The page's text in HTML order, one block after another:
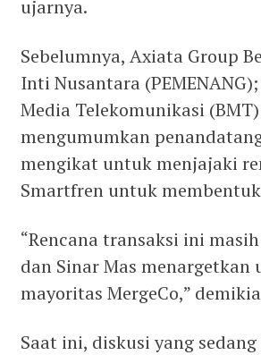
ujarnya.
Sebelumnya, Axiata Group
Inti Nusantara
Media Telekomunikasi
mengumumkan
mengikat untuk menjajaki
Smartfren untuk
“Rencana transaksi ini
dan Sinar Mas
mayoritas MergeCo,”
Saat ini, diskusi yang